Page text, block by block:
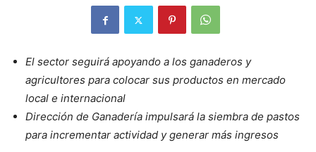
El sector seguirá apoyando a los ganaderos y
agricultores para colocar sus productos en mercado
local e internacional
Dirección de Ganadería impulsará la siembra de pastos
para incrementar actividad y generar más ingresos